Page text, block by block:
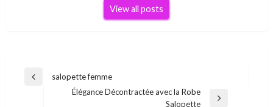
View all posts
Post
navigation
Previous
salopette femme
Élégance Décontractée avec la Robe
Salopette